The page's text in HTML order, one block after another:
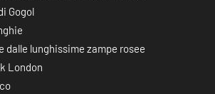
Gogol
dalle lunghissime zampe rosee
London